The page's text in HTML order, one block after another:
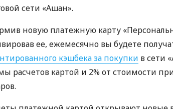
сети «Ашан».
новую платежную карту
ее, ежемесячно вы будете
кэшбека за покупки в сети
расчетов картой и 2% от стоимости